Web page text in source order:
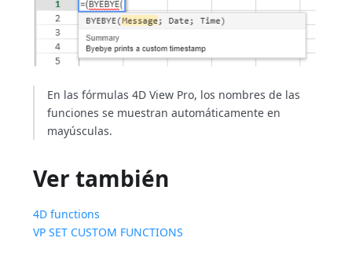
En las fórmulas 4D View Pro, los nombres de las
funciones se muestran automáticamente en
mayúsculas.
Ver también
4D functions
VP SET CUSTOM FUNCTIONS